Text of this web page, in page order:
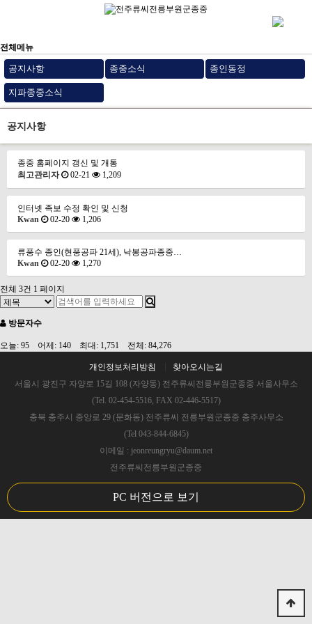
전체메뉴
공지사항 종중소식 종인동정
지파종중소식
공지사항
종중 홈페이지 갱신 및 개통
최고관리자
02-21 1,209
인터넷 족보 수정 확인 및 신청
Kwan
02-20 1,206
류풍수 종인(현풍공파 21세), 낙봉공파종중…
Kwan
02-20 1,270
전체 3건 1 페이지
방문자수
오늘: 95 어제: 140 최대: 1,751 전체: 84,276
개인정보처리방침
찾아오시는길
서울시 광진구 자양로 15길 108 (자양동) 전주류씨전릉부원군종중 서울사무소
(Tel. 02-454-5516, FAX 02-446-5517)
충북 충주시 중앙로 29 (문화동) 전주류씨 전릉부원군종중 충주사무소
(Tel 043-844-6845)
이메일 : jeonreungryu@daum.net
전주류씨전릉부원군종중
PC 버전으로 보기